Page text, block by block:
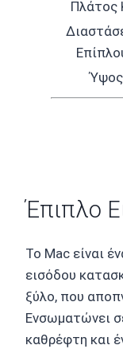
Πλάτος
Έπιπλο
Το Mac είναι
εισόδου
ξύλο, που
Ενσωματώνει
καθρέφτη και